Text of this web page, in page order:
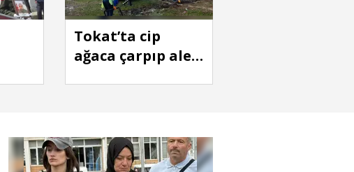
Tokat’ta cip
ağaca çarpıp alev